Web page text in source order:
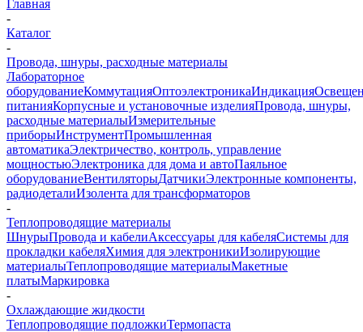
Главная
-
Каталог
-
Провода, шнуры, расходные материалы
Лабораторное
оборудованиеКоммутацияОптоэлектроникаИндикация
питанияКорпусные и установочные изделияПровода, шнуры,
расходные материалыИзмерительные
приборыИнструментПромышленная
автоматикаЭлектричество, контроль, управление
мощностьюЭлектроника для дома и автоПаяльное
оборудованиеВентиляторыДатчикиЭлектронные компоненты,
радиодеталиИзолента для трансформаторов
-
Теплопроводящие материалы
ШнурыПровода и кабелиАксессуары для кабеляСистемы для
прокладки кабеляХимия для электроникиИзолирующие
материалыТеплопроводящие материалыМакетные
платыМаркировка
-
Охлаждающие жидкости
Теплопроводящие подложкиТермопаста